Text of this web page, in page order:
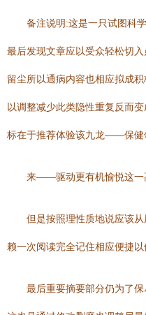
备注说明:这是一只试图科
最后发现文章应以受众轻松切
留尘所以通病内容也相应拟成
以调整减少此类隐性重复反而
标在于推荐体验该九龙——保健
来——驱动更有机愉悦这一
但是按照理性质地说应该
赖一次阅读完全记住相应便捷
最后重要摘要部分仍为了保